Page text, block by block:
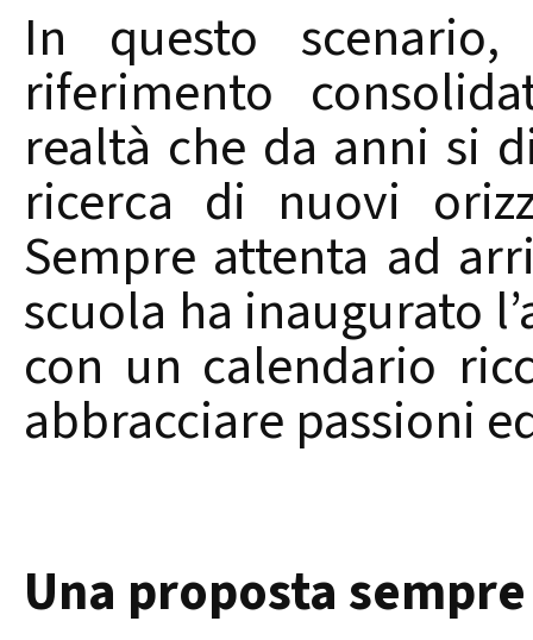
In questo
riferimento
realtà che da anni si
ricerca di nuovi
Sempre attenta ad
scuola ha inaugurato
con un calendario
abbracciare passioni
Una proposta